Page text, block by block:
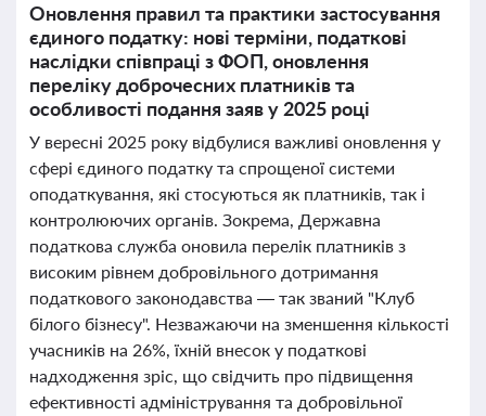
Оновлення правил та практики застосування
єдиного податку: нові терміни, податкові
наслідки співпраці з ФОП, оновлення
переліку доброчесних платників та
особливості подання заяв у 2025 році
У вересні 2025 року відбулися важливі оновлення у
сфері єдиного податку та спрощеної системи
оподаткування, які стосуються як платників, так і
контролюючих органів. Зокрема, Державна
податкова служба оновила перелік платників з
високим рівнем добровільного дотримання
податкового законодавства — так званий "Клуб
білого бізнесу". Незважаючи на зменшення кількості
учасників на 26%, їхній внесок у податкові
надходження зріс, що свідчить про підвищення
ефективності адміністрування та добровільної